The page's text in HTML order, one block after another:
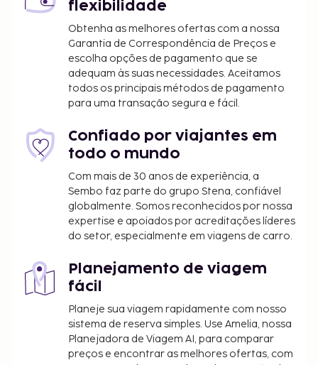
A lista anterior pode não estar completa. As taxas e
os depósitos podem não incluir impostos e estão
sujeitos a alterações.
As crianças não pagam quando dormem no
quarto dos pais ou tutor, utilizando a(s) cama(s)
existentes.
Disponibilização de opções de pagamento sem
numerário em todas as transações.
flexibilidade
Obtenha as melhores ofertas com a nossa
Garantia de Correspondência de Preços e
escolha opções de pagamento que se
adequam às suas necessidades. Aceitamos
todos os principais métodos de pagamento
para uma transação segura e fácil.
Confiado por viajantes em
todo o mundo
Com mais de 30 anos de experiência, a
Sembo faz parte do grupo Stena, confiável
globalmente. Somos reconhecidos por nossa
expertise e apoiados por acreditações líderes
do setor, especialmente em viagens de carro.
Planejamento de viagem
fácil
Planeje sua viagem rapidamente com nosso
sistema de reserva simples. Use Amelia, nossa
Planejadora de Viagem AI, para comparar
preços e encontrar as melhores ofertas, com